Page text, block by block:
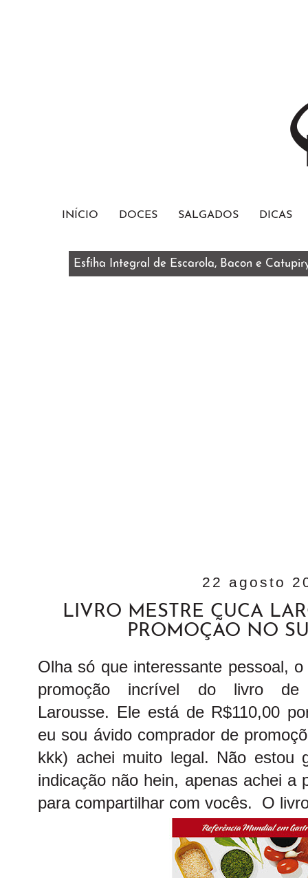
INÍCIO DOCES SALGADOS DICAS
Esfiha Integral de Escarola, Bacon e
22 agosto
LIVRO MESTRE CUCA
PROMOÇÃO NO
Olha só que interessante pessoal,
promoção incrível do livro
Larousse. Ele está de R$110,00
eu sou ávido comprador de
kkk) achei muito legal. Não estou
indicação não hein, apenas achei a
para compartilhar com vocês. O